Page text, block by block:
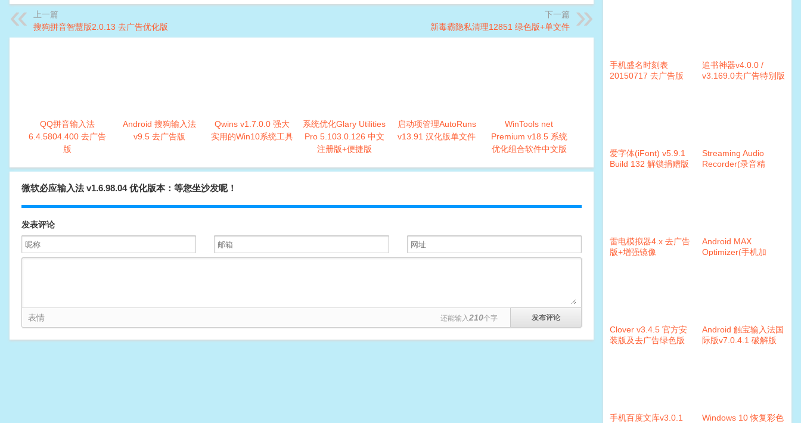
上一篇
搜狗拼音智慧版2.0.13 去广告优化版
下一篇
新毒霸隐私清理12851 绿色版+单文件
QQ拼音输入法
6.4.5804.400 去广告
版
Android 搜狗输入法
v9.5 去广告版
Qwins v1.7.0.0 强大
实用的Win10系统工具
系统优化Glary Utilities
Pro 5.103.0.126 中文
注册版+便捷版
启动项管理AutoRuns
v13.91 汉化版单文件
WinTools net
Premium v18.5 系统
优化组合软件中文版
微软必应输入法 v1.6.98.04 优化版本：等您坐沙发呢！
发表评论
表情 还能输入210个字
手机盛名时刻表
20150717 去广告版
追书神器v4.0.0 /
v3.169.0去广告特别版
爱字体(iFont) v5.9.1
Build 132 解锁捐赠版
Streaming Audio
Recorder(录音精
雷电模拟器4.x 去广告
版+增强镜像
Android MAX
Optimizer(手机加
Clover v3.4.5 官方安
装版及去广告绿色版
Android 触宝输入法国
际版v7.0.4.1 破解版
手机百度文库v3.0.1
Windows 10 恢复彩色